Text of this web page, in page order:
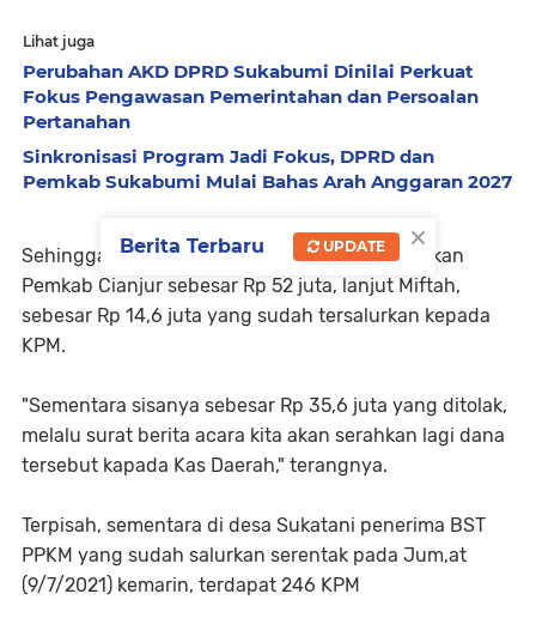
Lihat juga
Perubahan AKD DPRD Sukabumi Dinilai Perkuat
Fokus Pengawasan Pemerintahan dan Persoalan
Pertanahan
Sinkronisasi Program Jadi Fokus, DPRD dan
Pemkab Sukabumi Mulai Bahas Arah Anggaran 2027
Sehingga dari total anggaran BST yang diberikan
Pemkab Cianjur sebesar Rp 52 juta, lanjut Miftah,
sebesar Rp 14,6 juta yang sudah tersalurkan kepada
KPM.
"Sementara sisanya sebesar Rp 35,6 juta yang ditolak,
melalu surat berita acara kita akan serahkan lagi dana
tersebut kapada Kas Daerah," terangnya.
Terpisah, sementara di desa Sukatani penerima BST
PPKM yang sudah salurkan serentak pada Jum,at
(9/7/2021) kemarin, terdapat 246 KPM
×
Berita Terbaru UPDATE